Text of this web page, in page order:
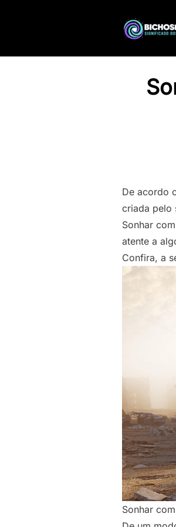
De acordo
criada pelo
Sonhar
atente a
Confira, a
Sonhar